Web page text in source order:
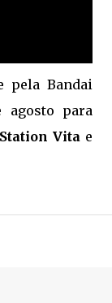
pela Bandai
agosto para
Vita e